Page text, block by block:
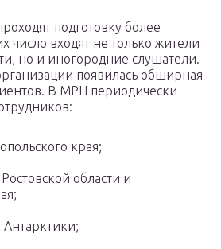
подготовку более
число входят не только жители
но и иногородние слушатели.
появилась обширная
В МРЦ периодически
края;
области и